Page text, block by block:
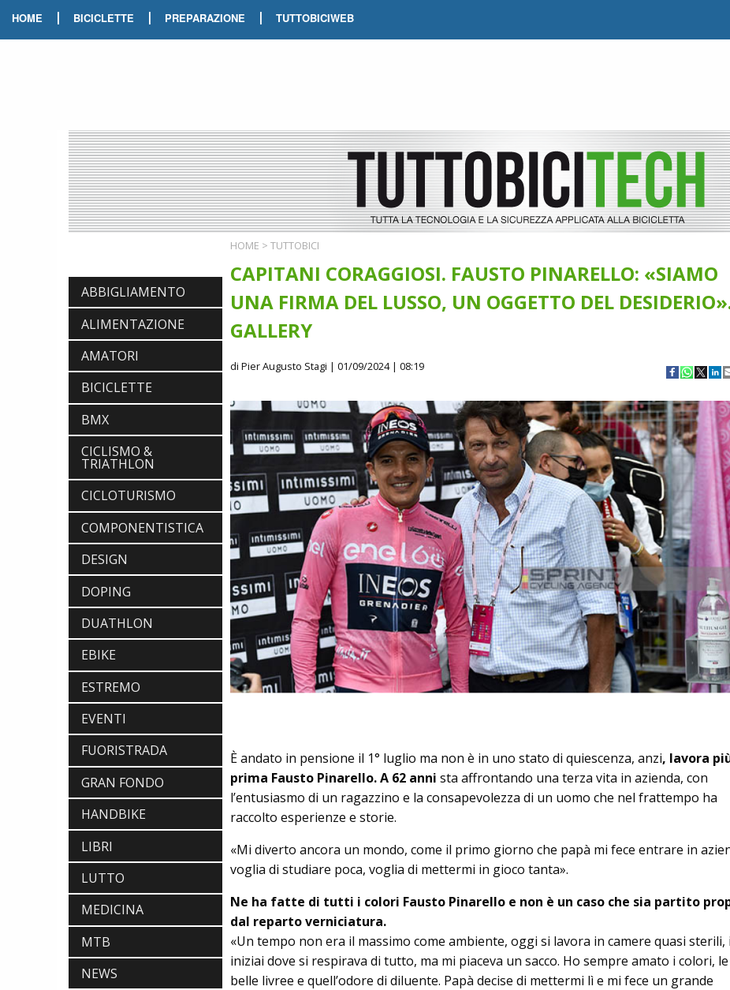
HOME | BICICLETTE | PREPARAZIONE | TUTTOBICIWEB
ABBIGLIAMENTO
ALIMENTAZIONE
AMATORI
BICICLETTE
BMX
CICLISMO &
TRIATHLON
CICLOTURISMO
COMPONENTISTICA
DESIGN
DOPING
DUATHLON
EBIKE
ESTREMO
EVENTI
FUORISTRADA
GRAN FONDO
HANDBIKE
LIBRI
LUTTO
MEDICINA
MTB
NEWS
ABBIGLIAMENTO
CON AIRBAG INTEGRATO
LOOK. LA NUOVA 785 HUEZ RS,
LEGGEREZZA ASSOLUTA E CARATTERE
PER DOMINARE LE VETTE PIU' DURE
EBIKE
POLINI E-P3+ CAMPIONE DEL MONDO
MORETTINI E FILIPPO COLARUSSO
MODERNO: SCARICA L'E-BOOK
HOME > TUTTOBICI
CAPITANI CORAGGIOSI. FAUSTO PINARELLO: «SIAMO
UNA FIRMA DEL LUSSO, UN OGGETTO DEL
GALLERY
di Pier Augusto Stagi | 01/09/2024 | 08:19
È andato in pensione il 1° luglio ma non è in uno stato di quiescenza, anzi, lavora
pri­ma Fausto Pinarello. A 62 an­ni sta affrontando una terza vita in azienda, con
l’entusiasmo di un ragazzino e la consapevolezza di un uomo che nel frattempo ha
raccolto esperienze e storie.
«Mi diverto ancora un mondo, come il primo giorno che papà mi fece entrare in
voglia di studiare poca, vo­glia di mettermi in gioco tanta».
Ne ha fatte di tutti i colori Fausto Pi­na­rello e non è un caso che sia partito
dal reparto verniciatura.
«Un tempo non era il massimo come ambiente, oggi si lavora in camere qua­si sterili,
iniziai dove si respirava di tutto, ma mi piaceva un sacco. Ho sempre amato i colori, le
belle livree e quell’odore di diluente. Papà decise di mettermi lì e mi fece un grande